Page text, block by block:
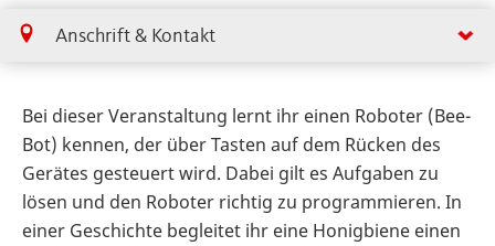
Anschrift & Kontakt
Bei dieser Veranstaltung lernt ihr einen Roboter (Bee-
Bot) kennen, der über Tasten auf dem Rücken des
Gerätes gesteuert wird. Dabei gilt es Aufgaben zu
lösen und den Roboter richtig zu programmieren. In
einer Geschichte begleitet ihr eine Honigbiene einen